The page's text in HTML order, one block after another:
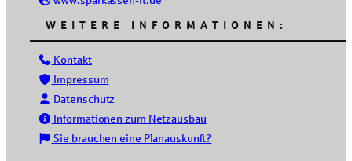
WEITERE INFORMATIONEN:
Kontakt
Impressum
Datenschutz
Informationen zum Netzausbau
Sie brauchen eine Planauskunft?